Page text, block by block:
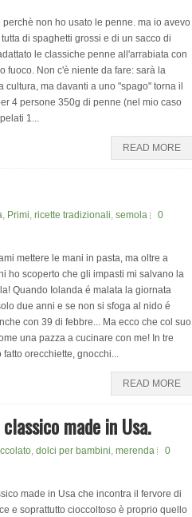
perchè non ho usato le penne. ma io avevo
di spaghetti grossi e di un sacco di
le classiche penne all'arrabiata con
fuoco. Non c'è niente da fare: sarà la
cultura, ma davanti a uno "spago" torna il
4 persone 350g di penne (nel mio caso
1...
READ MORE
, Primi, ricette tradizionali, semola
0
mettere le mani in pasta, ma oltre a
ho scoperto che gli impasti mi salvano la
Quando Iolanda é malata la giornata
due anni e se non si sfoga al nido é
con 39 di febbre... Ma ecco che col suo
una pazza a cucinare con me! In tre
orecchiette, gnocchi...
READ MORE
made in Usa.
, dolci per bambini, merenda
0
made in Usa che incontra il fervore di
e soprattutto cioccoltoso è proprio quello